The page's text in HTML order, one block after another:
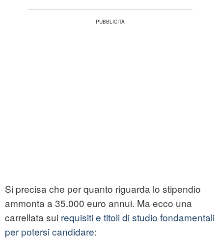
Si precisa che per quanto riguarda lo stipendio
ammonta a 35.000 euro annui. Ma ecco una
carrellata sui requisiti e titoli di studio fondamentali
per potersi candidare: